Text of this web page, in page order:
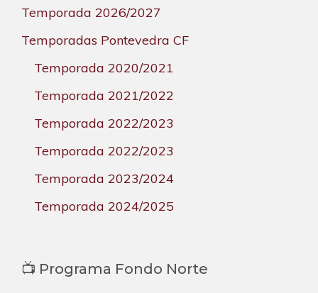
Temporada 2026/2027
Temporadas Pontevedra CF
Temporada 2020/2021
Temporada 2021/2022
Temporada 2022/2023
Temporada 2022/2023
Temporada 2023/2024
Temporada 2024/2025
📺 Programa Fondo Norte